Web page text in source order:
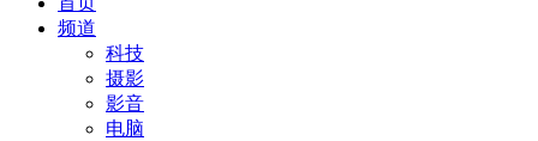
频道
科技
摄影
影音
电脑